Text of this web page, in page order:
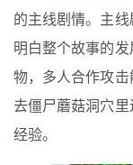
的主线剧情。主
明白整个故事的
物，多人合作攻击
去僵尸蘑菇洞穴
经验。